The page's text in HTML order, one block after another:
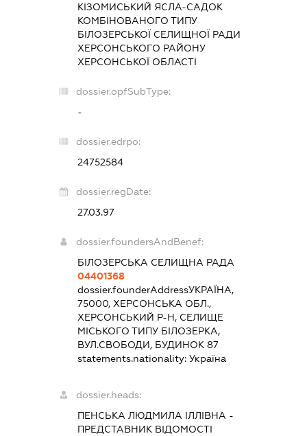
КІЗОМИСЬКИЙ ЯСЛА-САДОК
КОМБІНОВАНОГО ТИПУ
БІЛОЗЕРСЬКОЇ СЕЛИЩНОЇ РАДИ
ХЕРСОНСЬКОГО РАЙОНУ
ХЕРСОНСЬКОЇ ОБЛАСТІ
dossier.opfSubType:
-
dossier.edrpo:
24752584
dossier.regDate:
27.03.97
dossier.foundersAndBenef:
БІЛОЗЕРСЬКА СЕЛИЩНА РАДА
04401368
dossier.founderAddressУКРАЇНА,
75000, ХЕРСОНСЬКА ОБЛ.,
ХЕРСОНСЬКИЙ Р-Н, СЕЛИЩЕ
МІСЬКОГО ТИПУ БІЛОЗЕРКА,
ВУЛ.СВОБОДИ, БУДИНОК 87
statements.nationality: Україна
dossier.heads:
ПЕНСЬКА ЛЮДМИЛА ІЛЛІВНА -
ПРЕДСТАВНИК ВІДОМОСТІ